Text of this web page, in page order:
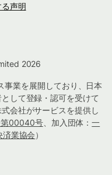
声明
2026
業を展開しており、日本
して登録・認可を受けて
会社がサービスを提供し
第00040号、加入団体：一
済業協会）